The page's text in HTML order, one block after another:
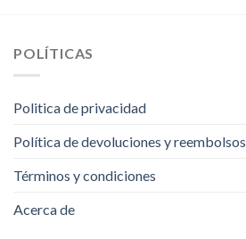
POLÍTICAS
Politica de privacidad
Política de devoluciones y reembolsos
Términos y condiciones
Acerca de